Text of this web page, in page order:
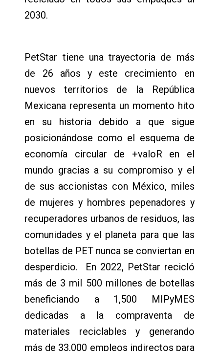
2030.
PetStar tiene una trayectoria de más
de 26 años y este crecimiento en
nuevos territorios de la República
Mexicana representa un momento hito
en su historia debido a que sigue
posicionándose como el esquema de
economía circular de +valoR en el
mundo gracias a su compromiso y el
de sus accionistas con México, miles
de mujeres y hombres pepenadores y
recuperadores urbanos de residuos, las
comunidades y el planeta para que las
botellas de PET nunca se conviertan en
desperdicio. En 2022, PetStar recicló
más de 3 mil 500 millones de botellas
beneficiando a 1,500 MIPyMES
dedicadas a la compraventa de
materiales reciclables y generando
más de 33,000 empleos indirectos para